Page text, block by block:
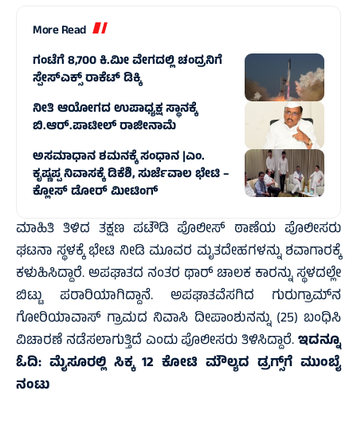
More Read
ಗಂಟೆಗೆ 8,700 ಕಿ.ಮೀ ವೇಗದಲ್ಲಿ ಚಂದ್ರನಿಗೆ
ಸ್ಪೇಸ್‌ಎಕ್ಸ್ ರಾಕೆಟ್ ಡಿಕ್ಕಿ
ನೀತಿ ಆಯೋಗದ ಉಪಾಧ್ಯಕ್ಷ ಸ್ಥಾನಕ್ಕೆ
ಬಿ.ಆರ್.ಪಾಟೀಲ್ ರಾಜೀನಾಮೆ
ಅಸಮಾಧಾನ ಶಮನಕ್ಕೆ ಸಂಧಾನ |ಎಂ.
ಕೃಷ್ಣಪ್ಪ ನಿವಾಸಕ್ಕೆ ಡಿಕೆಶಿ, ಸುರ್ಜೆವಾಲ ಭೇಟಿ –
ಕ್ಲೋಸ್ ಡೋರ್ ಮೀಟಿಂಗ್
ಮಾಹಿತಿ ತಿಳಿದ ತಕ್ಷಣ ಪಟೌಡಿ ಪೊಲೀಸ್ ಠಾಣೆಯ ಪೊಲೀಸರು
ಘಟನಾ ಸ್ಥಳಕ್ಕೆ ಭೇಟಿ ನೀಡಿ ಮೂವರ ಮೃತದೇಹಗಳನ್ನು ಶವಾಗಾರಕ್ಕೆ
ಕಳುಹಿಸಿದ್ದಾರೆ. ಅಪಘಾತದ ನಂತರ ಥಾರ್ ಚಾಲಕ ಕಾರನ್ನು ಸ್ಥಳದಲ್ಲೇ
ಬಿಟ್ಟು ಪರಾರಿಯಾಗಿದ್ದಾನೆ. ಅಪಘಾತವೆಸಗಿದ ಗುರುಗ್ರಾಮ್‌ನ
ಗೋರಿಯಾವಾಸ್ ಗ್ರಾಮದ ನಿವಾಸಿ ದೀಪಾಂಶುನನ್ನು (25) ಬಂಧಿಸಿ
ವಿಚಾರಣೆ ನಡೆಸಲಾಗುತ್ತಿದೆ ಎಂದು ಪೊಲೀಸರು ತಿಳಿಸಿದ್ದಾರೆ.ಇದನ್ನೂ
ಓದಿ:ಮೈಸೂರಲ್ಲಿ ಸಿಕ್ಕ 12 ಕೋಟಿ ಮೌಲ್ಯದ ಡ್ರಗ್ಸ್‌ಗೆ ಮುಂಬೈ
ನಂಟು